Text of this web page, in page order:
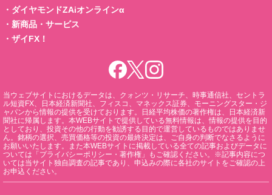
・ ダイヤモンドZAiオンラインα
・ 新商品・サービス
・ ザイFX！
当ウェブサイトにおけるデータは、クォンツ・リサーチ、時事通信社、セントラ
ル短資FX、日本経済新聞社、フィスコ、マネックス証券、モーニングスター・ジ
ャパンから情報の提供を受けております。日経平均株価の著作権は、日本経済新
聞社に帰属します。本WEBサイトで提供している無料情報は、情報の提供を目的
としており、投資その他の行動を勧誘する目的で運営しているものではありませ
ん。銘柄の選択、売買価格等の投資の最終決定は、ご自身の判断でなさるように
お願いいたします。また本WEBサイトに掲載している全ての記事およびデータに
ついては「プライバシーポリシー・著作権」もご確認ください。※記事内容につ
いては当サイト独自調査の記事であり、申込みの際に各社のサイトをご確認の上
お申込ください。